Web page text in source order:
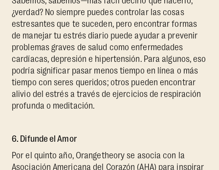
¿verdad? No siempre puedes controlar las cosas
estresantes que te suceden, pero encontrar formas
de manejar tu estrés diario puede ayudar a prevenir
problemas graves de salud como enfermedades
cardíacas, depresión e hipertensión. Para algunos, eso
podría significar pasar menos tiempo en línea o más
tiempo con seres queridos; otros pueden encontrar
alivio del estrés a través de ejercicios de respiración
profunda o meditación.
6. Difunde el Amor
Por el quinto año, Orangetheory se asocia con la
Asociación Americana del Corazón (AHA) para inspirar